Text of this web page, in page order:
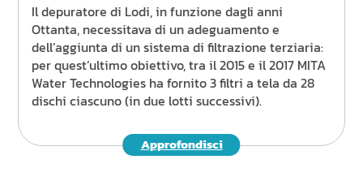
Il depuratore di Lodi, in funzione dagli anni
Ottanta, necessitava di un adeguamento e
dell’aggiunta di un sistema di filtrazione terziaria:
per quest’ultimo obiettivo, tra il 2015 e il 2017 MITA
Water Technologies ha fornito 3 filtri a tela da 28
dischi ciascuno (in due lotti successivi).
Approfondisci